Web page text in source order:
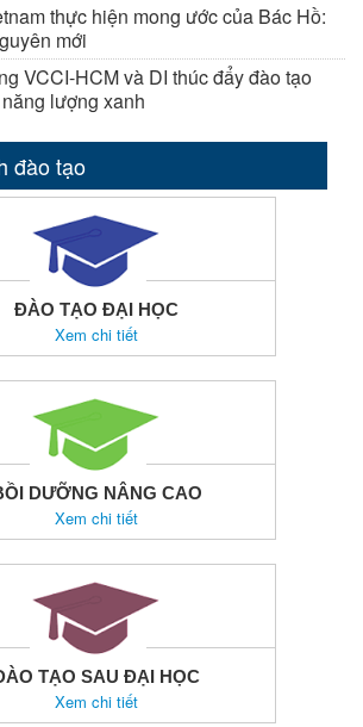
thực hiện mong ước của Bác Hồ:
mới
VCCI-HCM và DI thúc đẩy đào tạo
lượng xanh
đào tạo
ĐÀO TẠO ĐẠI HỌC
Xem chi tiết
DƯỠNG NÂNG CAO
Xem chi tiết
TẠO SAU ĐẠI HỌC
Xem chi tiết